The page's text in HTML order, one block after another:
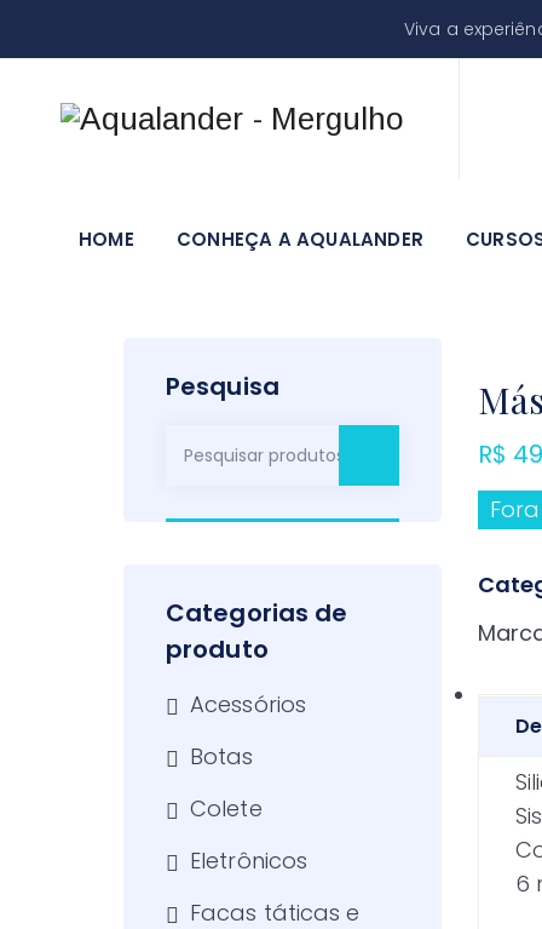
Viva a
HOME CONHEÇA A AQUALANDER
R$
6
Pesquisa
i
s
r
p
r
:
Categorias de
produto
Acessórios
Botas
Colete
Eletrônicos
Facas táticas e